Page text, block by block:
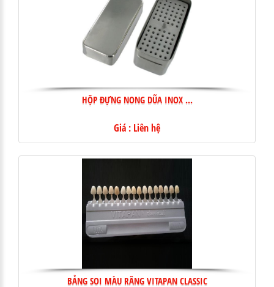
HỘP ĐỰNG NONG DŨA INOX ...
Giá : Liên hệ
BẢNG SOI MÀU RĂNG VITAPAN CLASSIC